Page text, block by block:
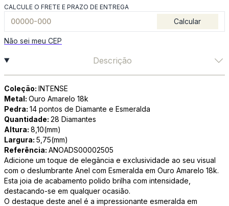
CALCULE O FRETE E PRAZO DE ENTREGA
Calcular
Não sei meu CEP
Descrição
Coleção: INTENSE
Metal: Ouro Amarelo 18k
Pedra: 14 pontos de Diamante e Esmeralda
Quantidade: 28 Diamantes
Altura: 8,10(mm)
Largura: 5,75(mm)
Referência: ANOADS00002505
Adicione um toque de elegância e exclusividade ao seu visual
com o deslumbrante Anel com Esmeralda em Ouro Amarelo 18k.
Esta joia de acabamento polido brilha com intensidade,
destacando-se em qualquer ocasião.
O destaque deste anel é a impressionante esmeralda em